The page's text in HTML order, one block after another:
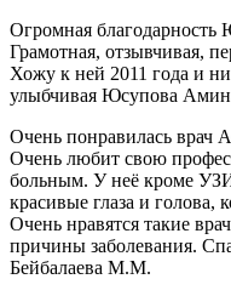
Огромная
Грамотная, отзывчивая,
Хожу к ней 2011 года и
улыбчивая Юсупова
Очень понравилась врач
Очень любит свою
больным. У неё кроме
красивые глаза и голова,
Очень нравятся такие
причины заболевания.
Бейбалаева М.М.